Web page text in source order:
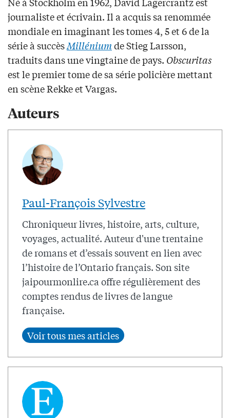
journaliste et écrivain. Il a acquis sa renommée
mondiale en imaginant les tomes 4, 5 et 6 de la
série à succèsMilléniumde Stieg Larsson,
traduits dans une vingtaine de pays. Obscuritas
est le premier tome de sa série policière mettant
en scène Rekke et Vargas.
Auteurs
Paul-François Sylvestre
Chroniqueur livres, histoire, arts, culture,
voyages, actualité. Auteur d'une trentaine
de romans et d’essais souvent en lien avec
l’histoire de l’Ontario français. Son site
jaipourmonlire.ca offre régulièrement des
comptes rendus de livres de langue
française.